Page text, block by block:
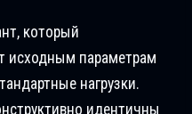
который
исходным параметрам
нагрузки.
идентичны